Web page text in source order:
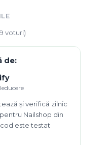
9 voturi)
de:
și verifică zilnic
Nailshop din
este testat